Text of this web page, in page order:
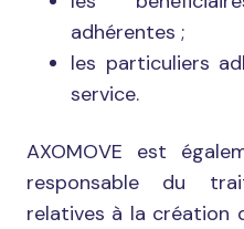
adhérentes ;
les particuliers
service.
AXOMOVE est
responsable du
relatives à la création